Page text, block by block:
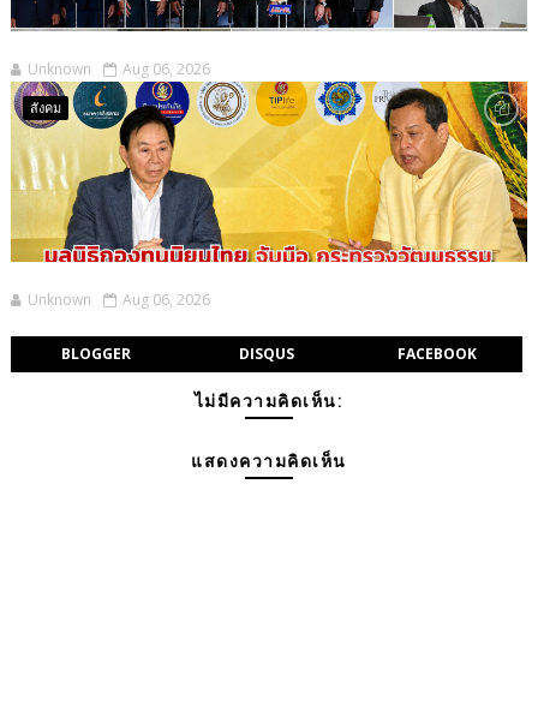
Unknown Aug 06, 2026
สังคม
Unknown Aug 06, 2026
BLOGGER DISQUS FACEBOOK
ไม่มีความคิดเห็น:
แสดงความคิดเห็น